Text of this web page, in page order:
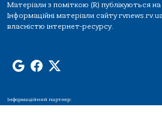
Матеріали з поміткою (R) публікуються
Інформаційні матеріали сайту
власністю інтернет-ресурсу.
Інформаційний партнер: